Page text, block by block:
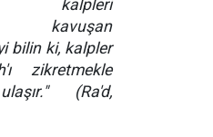
kalpleri
kavuşan
bilin ki, kalpler
zikretmekle
(Ra'd,